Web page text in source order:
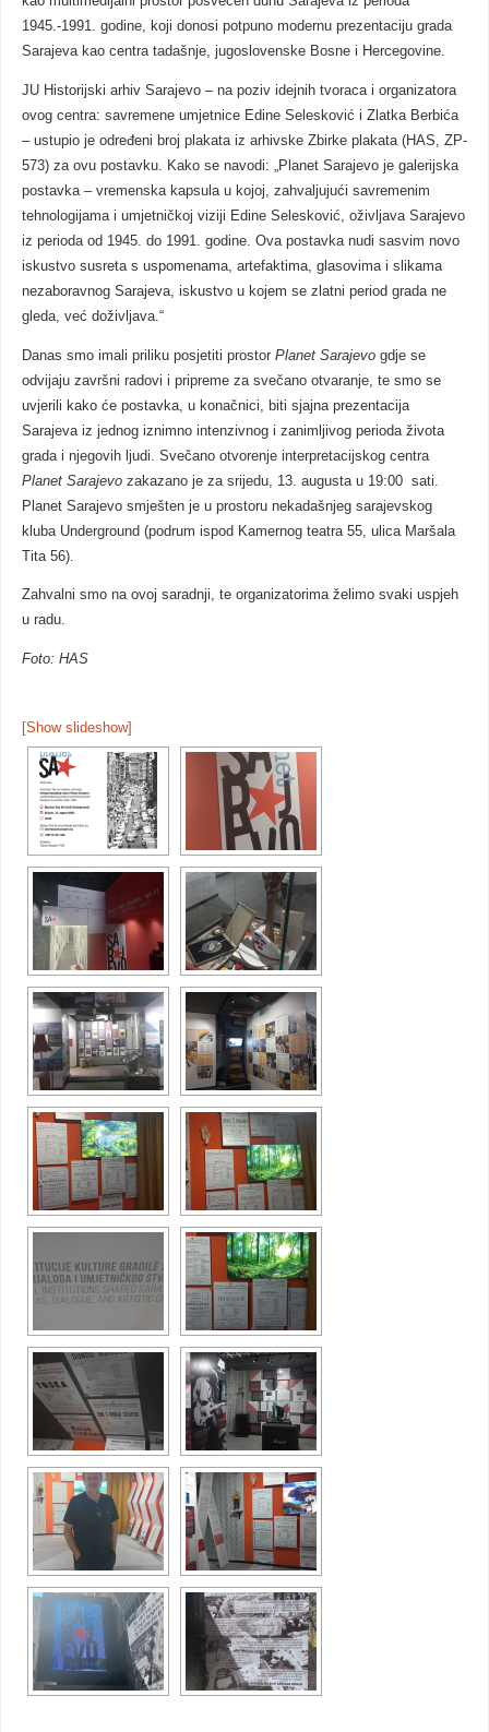
1945.-1991. godine, koji donosi potpuno modernu prezentaciju grada
Sarajeva kao centra tadašnje, jugoslovenske Bosne i Hercegovine.
JU Historijski arhiv Sarajevo – na poziv idejnih tvoraca i organizatora
ovog centra: savremene umjetnice Edine Selesković i Zlatka Berbića
– ustupio je određeni broj plakata iz arhivske Zbirke plakata (HAS, ZP-
573) za ovu postavku. Kako se navodi: „Planet Sarajevo je galerijska
postavka – vremenska kapsula u kojoj, zahvaljujući savremenim
tehnologijama i umjetničkoj viziji Edine Selesković, oživljava Sarajevo
iz perioda od 1945. do 1991. godine. Ova postavka nudi sasvim novo
iskustvo susreta s uspomenama, artefaktima, glasovima i slikama
nezaboravnog Sarajeva, iskustvo u kojem se zlatni period grada ne
gleda, već doživljava.“
Danas smo imali priliku posjetiti prostor Planet Sarajevo gdje se
odvijaju završni radovi i pripreme za svečano otvaranje, te smo se
uvjerili kako će postavka, u konačnici, biti sjajna prezentacija
Sarajeva iz jednog iznimno intenzivnog i zanimljivog perioda života
grada i njegovih ljudi. Svečano otvorenje interpretacijskog centra
Planet Sarajevozakazano je za srijedu, 13. augusta u 19:00 sati.
Planet Sarajevo smješten je u prostoru nekadašnjeg sarajevskog
kluba Underground (podrum ispod Kamernog teatra 55, ulica Maršala
Tita 56).
Zahvalni smo na ovoj saradnji, te organizatorima želimo svaki uspjeh
u radu.
Foto: HAS
[Show slideshow]